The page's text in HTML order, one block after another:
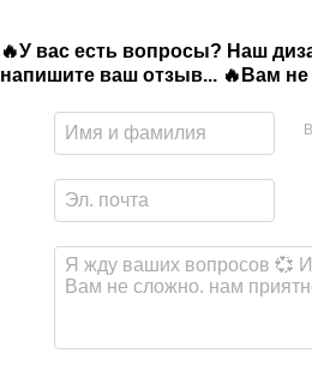
🔥У вас есть вопросы? Наш
напишите ваш отзыв... 🔥Вам